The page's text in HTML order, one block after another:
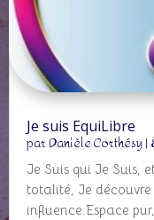
Je suis EquiLibre
parDanièle Corthésy|
Je Suis qui Je Suis,
totalité, Je
influence.Espace